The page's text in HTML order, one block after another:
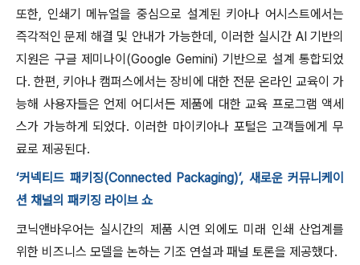
또한, 인쇄기 메뉴얼을 중심으로 설계된 키아나 어시스트에서는
즉각적인 문제 해결 및 안내가 가능한데, 이러한 실시간 AI 기반의
지원은 구글 제미나이(Google Gemini) 기반으로 설계 통합되었
다. 한편, 키아나 캠퍼스에서는 장비에 대한 전문 온라인 교육이 가
능해 사용자들은 언제 어디서든 제품에 대한 교육 프로그램 액세
스가 가능하게 되었다. 이러한 마이키아나 포털은 고객들에게 무
료로 제공된다.
‘커넥티드 패키징(Connected Packaging)’, 새로운 커뮤니케이
션 채널의 패키징 라이브 쇼
코닉앤바우어는 실시간의 제품 시연 외에도 미래 인쇄 산업계를
위한 비즈니스 모델을 논하는 기조 연설과 패널 토론을 제공했다.